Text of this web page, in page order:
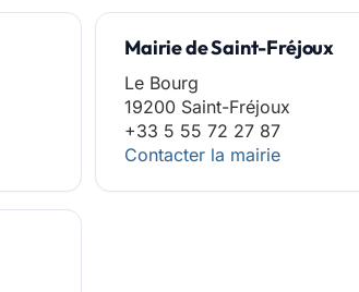
Mairie de Saint-Fréjoux
Le Bourg
19200 Saint-Fréjoux
+33 5 55 72 27 87
Contacter la mairie